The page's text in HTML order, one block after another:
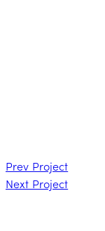
Prev Project
Next Project